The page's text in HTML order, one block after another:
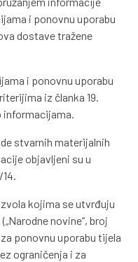
i ponovnu uporabu
dostave tražene
i ponovnu uporabu
iz članka 19.
informacijama.
stvarnih materijalnih
objavljeni su u
kojima se utvrđuju
novine“, broj
ponovnu uporabu tijela
ograničenja i za